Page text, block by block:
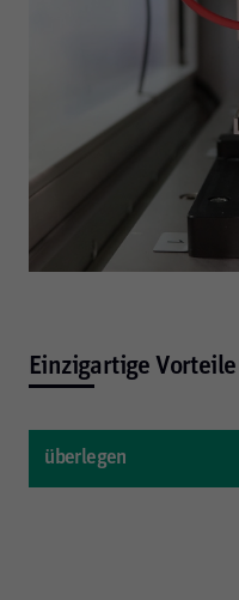
Einzigartige Vorteile
überlegen